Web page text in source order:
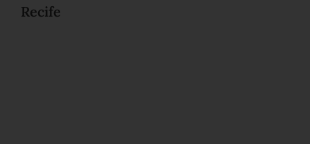
Recife